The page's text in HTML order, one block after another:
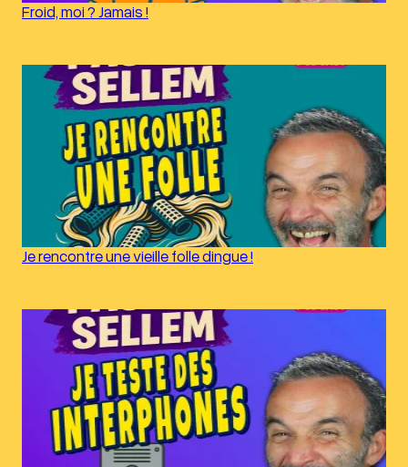
Froid, moi ? Jamais !
Je rencontre une vieille folle dingue !